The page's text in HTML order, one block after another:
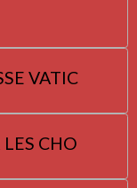
VATIC
CHO